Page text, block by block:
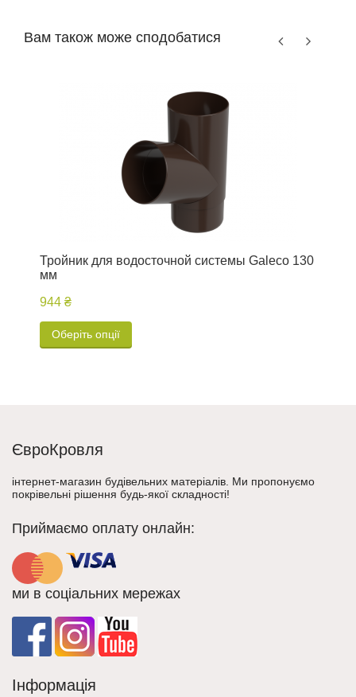
Вам також може сподобатися
Тройник для водосточной системы Galeco 130
мм
944 ₴
Оберіть опції
ЄвроКровля
інтернет-магазин будівельних матеріалів. Ми пропонуємо
покрівельні рішення будь-якої складності!
Приймаємо оплату онлайн:
ми в соціальних мережах
Інформація